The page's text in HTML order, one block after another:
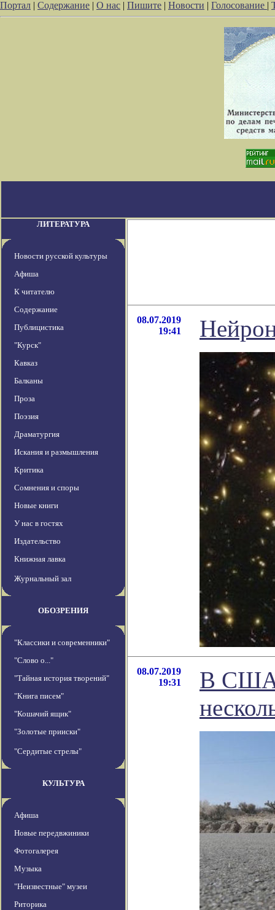
Портал | Содержание | О нас | Пишите | Новости | Голосование |
ЛИТЕРАТУРА
Новости русской культуры
Афиша
К читателю
Содержание
Публицистика
"Курск"
Кавказ
Балканы
Проза
Поэзия
Драматургия
Искания и размышления
Критика
Сомнения и споры
Новые книги
У нас в гостях
Издательство
Книжная лавка
Журнальный зал
ОБОЗРЕНИЯ
"Классики и современники"
"Слово о..."
"Тайная история творений"
"Книга писем"
"Кошачий ящик"
"Золотые прииски"
"Сердитые стрелы"
КУЛЬТУРА
Афиша
Новые передвжиники
Фотогалерея
Музыка
"Неизвестные" музеи
Риторика
08.07.2019
19:41
08.07.2019
19:31
В США